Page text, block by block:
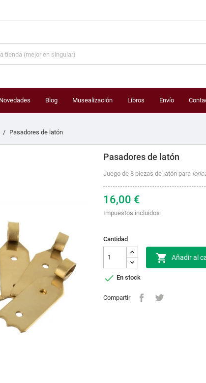
Novedades Blog Musealización Libros Envío
Pasadores de latón
Pasadores de latón
Juego de 8 piezas de latón para
16,00 €
Impuestos incluidos
Cantidad
 Añadir al
 En stock
Compartir